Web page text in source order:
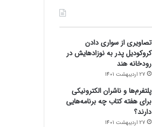
تصاویری از سواری دادن
کروکودیل پدر به نوزادهایش در
رودخانه هند
27 اردیبهشت 1401
پلتفرم‌ها و ناشران الکترونیکی
برای هفته کتاب چه برنامه‌هایی
دارند؟
27 اردیبهشت 1401